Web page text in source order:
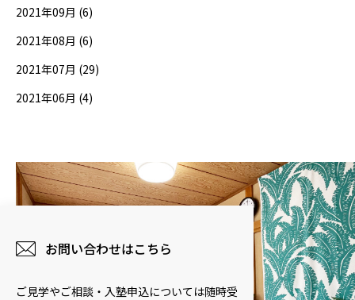
2021年09月 (6)
2021年08月 (6)
2021年07月 (29)
2021年06月 (4)
お問い合わせはこちら
ご見学やご相談・入塾申込については随時受